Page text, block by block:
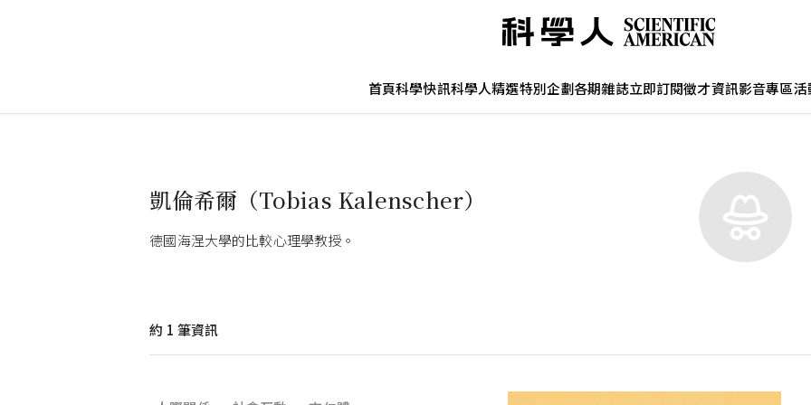
首頁科學快訊科學人精選特別企劃各期雜誌立即訂閱徵才資訊影音專區活
凱倫希爾（Tobias Kalenscher）
德國海涅大學的比較心理學教授。
約 1 筆資訊